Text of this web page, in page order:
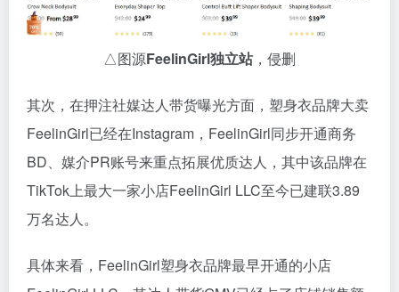
△图源FeelinGirl独立站，侵删
其次，在押注社媒达人带货曝光方面，塑身衣品牌大卖
FeelinGirl已经在Instagram，FeelinGirl同步开通商务
BD、媒介PR账号来重点拓展优质达人，其中该品牌在
TikTok上最大一家小店FeelinGirl LLC至今已建联3.89
万名达人。
具体来看，FeelinGirl塑身衣品牌最早开通的小店